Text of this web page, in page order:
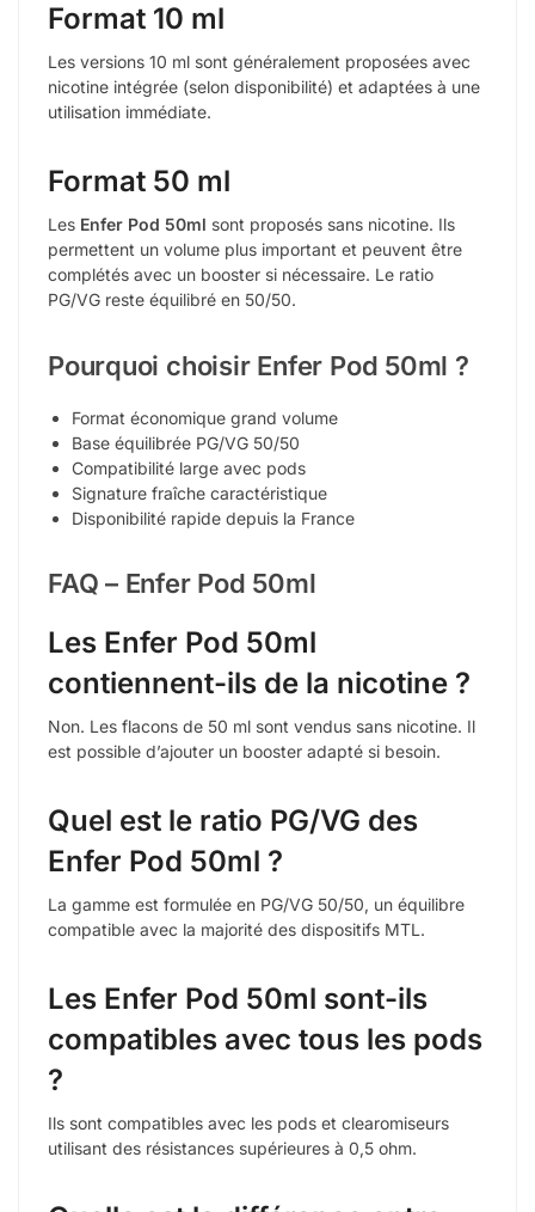
Format 10 ml
Les versions 10 ml sont généralement proposées avec
nicotine intégrée (selon disponibilité) et adaptées à une
utilisation immédiate.
Format 50 ml
Les Enfer Pod 50ml sont proposés sans nicotine. Ils
permettent un volume plus important et peuvent être
complétés avec un booster si nécessaire. Le ratio
PG/VG reste équilibré en 50/50.
Pourquoi choisir Enfer Pod 50ml ?
Format économique grand volume
Base équilibrée PG/VG 50/50
Compatibilité large avec pods
Signature fraîche caractéristique
Disponibilité rapide depuis la France
FAQ – Enfer Pod 50ml
Les Enfer Pod 50ml
contiennent-ils de la nicotine ?
Non. Les flacons de 50 ml sont vendus sans nicotine. Il
est possible d’ajouter un booster adapté si besoin.
Quel est le ratio PG/VG des
Enfer Pod 50ml ?
La gamme est formulée en PG/VG 50/50, un équilibre
compatible avec la majorité des dispositifs MTL.
Les Enfer Pod 50ml sont-ils
compatibles avec tous les pods
?
Ils sont compatibles avec les pods et clearomiseurs
utilisant des résistances supérieures à 0,5 ohm.